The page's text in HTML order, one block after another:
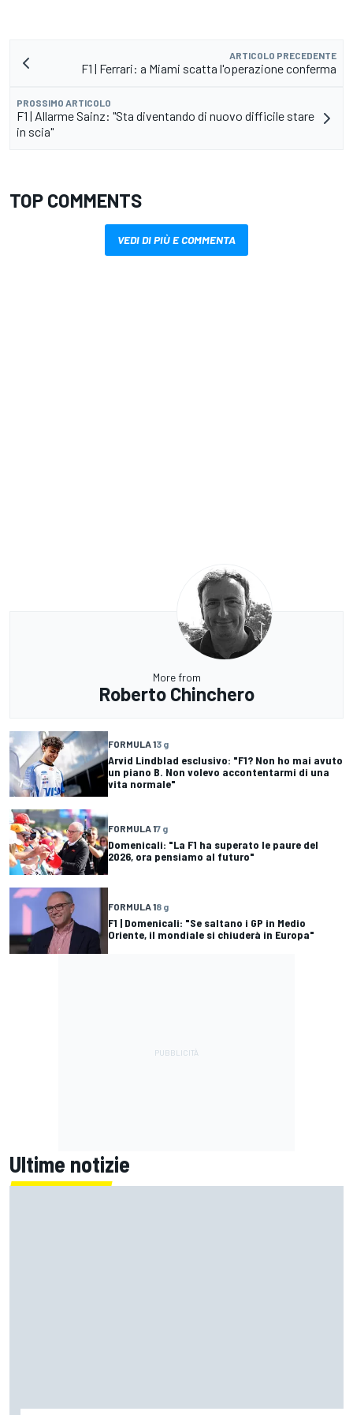
ARTICOLO PRECEDENTE
F1 | Ferrari: a Miami scatta l'operazione conferma
PROSSIMO ARTICOLO
F1 | Allarme Sainz: "Sta diventando di nuovo difficile stare
in scia"
TOP COMMENTS
VEDI DI PIÙ E COMMENTA
More from
Roberto Chinchero
FORMULA 13 g
Arvid Lindblad esclusivo: "F1? Non ho mai avuto
un piano B. Non volevo accontentarmi di una
vita normale"
FORMULA 17 g
Domenicali: "La F1 ha superato le paure del
2026, ora pensiamo al futuro"
FORMULA 18 g
F1 | Domenicali: "Se saltano i GP in Medio
Oriente, il mondiale si chiuderà in Europa"
Ultime notizie